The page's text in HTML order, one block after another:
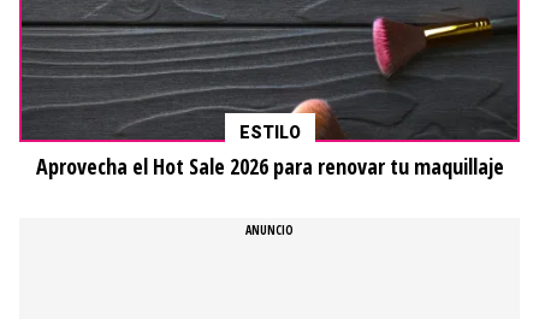
ESTILO
Aprovecha el Hot Sale 2026 para renovar tu maquillaje